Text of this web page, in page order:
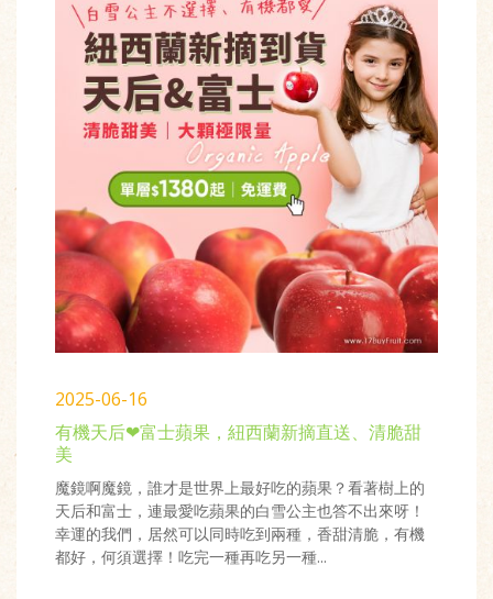
2025-06-16
有機天后❤富士蘋果，紐西蘭新摘直送、清脆甜
美
魔鏡啊魔鏡，誰才是世界上最好吃的蘋果？看著樹上的
天后和富士，連最愛吃蘋果的白雪公主也答不出來呀！
幸運的我們，居然可以同時吃到兩種，香甜清脆，有機
都好，何須選擇！吃完一種再吃另一種...